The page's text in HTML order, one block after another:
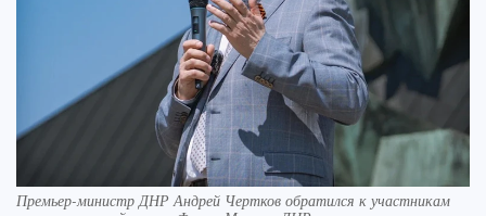
Премьер-министр ДНР Андрей Чертков обратился к участникам